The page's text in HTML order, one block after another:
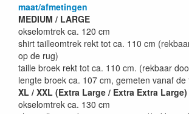
maat/afmetingen
MEDIUM / LARGE
okselomtrek ca. 120 cm
shirt tailleomtrek rekt tot ca. 110 cm
op de rug)
taille broek rekt tot ca. 110 cm. (rekbaar
lengte broek ca. 107 cm, gemeten vanaf de
XL / XXL (Extra Large / Extra Extra Large)
okselomtrek ca. 130 cm